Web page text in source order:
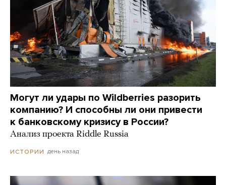
Могут ли удары по Wildberries разорить
компанию? И способны ли они привести
к банковскому кризису в России?
Анализ проекта Riddle Russia
ИСТОРИИ день назад